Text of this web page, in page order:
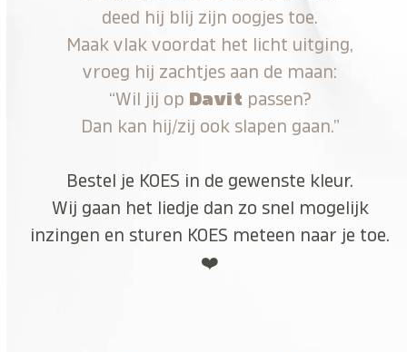
deed hij blij zijn oogjes toe.
Maak vlak voordat het licht uitging,
vroeg hij zachtjes aan de maan:
“Wil jij op Davit passen?
Dan kan hij/zij ook slapen gaan.”
Bestel je KOES in de gewenste kleur.
Wij gaan het liedje dan zo snel mogelijk
inzingen en sturen KOES meteen naar je toe.
❤️